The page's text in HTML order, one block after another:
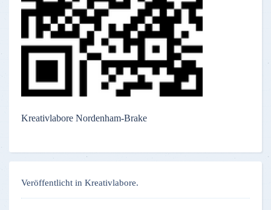
Kreativlabore Nordenham-Brake
Veröffentlicht in Kreativlabore.